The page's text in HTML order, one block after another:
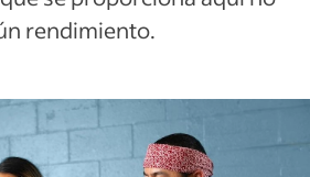
rendimiento.